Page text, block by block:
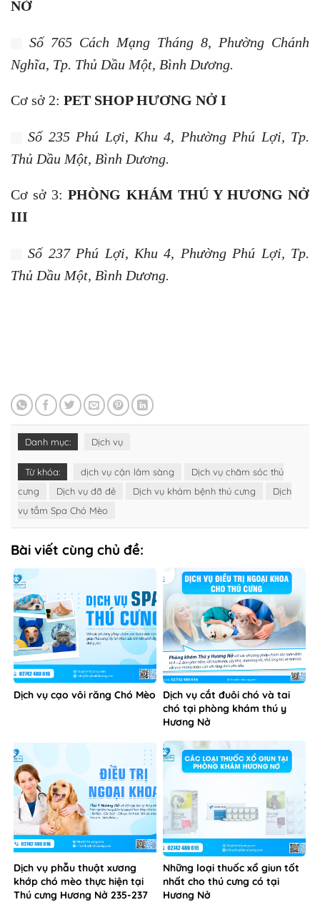
NỞ
Số 765 Cách Mạng Tháng 8, Phường Chánh
Nghĩa, Tp. Thủ Dầu Một, Bình Dương.
Cơ sở 2: PET SHOP HƯƠNG NỞ I
Số 235 Phú Lợi, Khu 4, Phường Phú Lợi, Tp.
Thủ Dầu Một, Bình Dương.
Cơ sở 3:PHÒNG KHÁM THÚ Y HƯƠNG NỞ
III
Số 237 Phú Lợi, Khu 4, Phường Phú Lợi, Tp.
Thủ Dầu Một, Bình Dương.
Danh mục: Dịch vụ
Từ khóa: dịch vụ cận lâm sàng
Dịch vụ chăm sóc thú
cưng
Dịch vụ đỡ đẻ Dịch vụ khám bệnh thú cưng
Dịch
vụ tắm Spa Chó Mèo
Bài viết cùng chủ đề:
Dịch vụ cạo vôi răng Chó Mèo
Dịch vụ cắt đuôi chó và tai
chó tại phòng khám thú y
Hương Nở
Dịch vụ phẫu thuật xương
khớp chó mèo thực hiện tại
Thú cưng Hương Nở 235-237
Những loại thuốc xổ giun tốt
nhất cho thú cưng có tại
Hương Nở